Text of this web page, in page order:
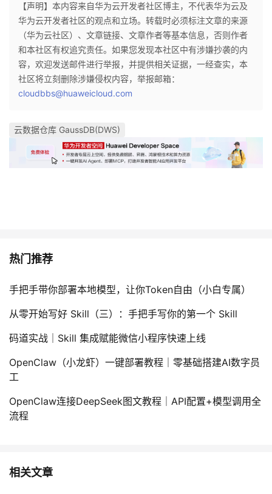
【声明】本内容来自华为云开发者社区博主，不代表华为云及
华为云开发者社区的观点和立场。转载时必须标注文章的来源
（华为云社区）、文章链接、文章作者等基本信息，否则作者
和本社区有权追究责任。如果您发现本社区中有涉嫌抄袭的内
容，欢迎发送邮件进行举报，并提供相关证据，一经查实，本
社区将立刻删除涉嫌侵权内容，举报邮箱：
cloudbbs@huaweicloud.com
云数据仓库 GaussDB(DWS)
热门推荐
手把手带你部署本地模型，让你Token自由（小白专属）
从零开始写好 Skill（三）：手把手写你的第一个 Skill
码道实战｜Skill 集成赋能微信小程序快速上线
OpenClaw（小龙虾）一键部署教程｜零基础搭建AI数字员
工
OpenClaw连接DeepSeek图文教程｜API配置+模型调用全
流程
相关文章